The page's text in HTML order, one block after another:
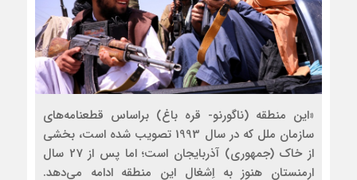
«این منطقه (ناگورنو- قره باغ) براساس قطعنامه‌های
سازمان ملل که در سال 1993 تصویب شده است، بخشی
از خاک (جمهوری) آذربایجان است؛ اما پس از 27 سال
ارمنستان هنوز به اِشغال این منطقه ادامه می‌‌دهد.